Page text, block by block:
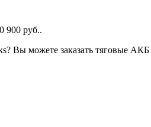
900 руб..
Вы можете заказать тяговые